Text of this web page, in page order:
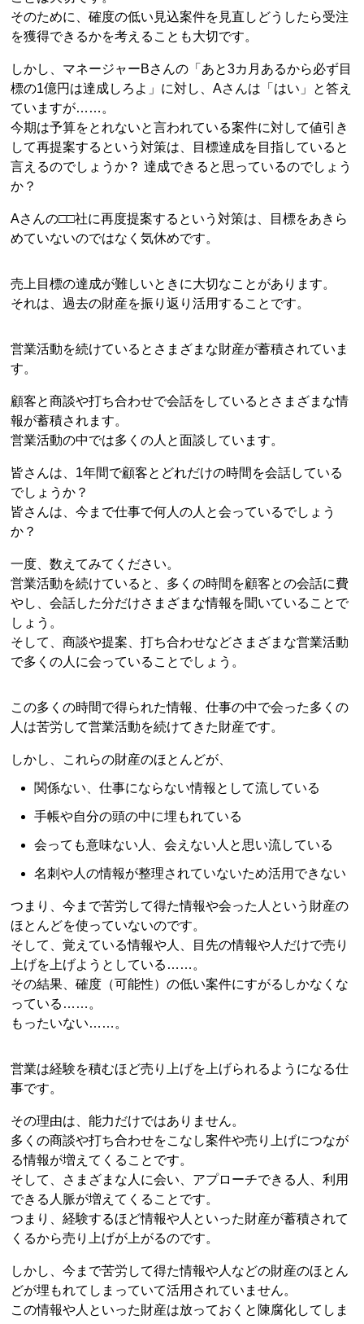
そのために、確度の低い見込案件を見直しどうしたら受注
を獲得できるかを考えることも大切です。
しかし、マネージャーBさんの「あと3カ月あるから必ず目
標の1億円は達成しろよ」に対し、Aさんは「はい」と答え
ていますが……。
今期は予算をとれないと言われている案件に対して値引き
して再提案するという対策は、目標達成を目指していると
言えるのでしょうか？ 達成できると思っているのでしょう
か？
Aさんの□□社に再度提案するという対策は、目標をあきら
めていないのではなく気休めです。
売上目標の達成が難しいときに大切なことがあります。
それは、過去の財産を振り返り活用することです。
営業活動を続けているとさまざまな財産が蓄積されていま
す。
顧客と商談や打ち合わせで会話をしているとさまざまな情
報が蓄積されます。
営業活動の中では多くの人と面談しています。
皆さんは、1年間で顧客とどれだけの時間を会話している
でしょうか？
皆さんは、今まで仕事で何人の人と会っているでしょう
か？
一度、数えてみてください。
営業活動を続けていると、多くの時間を顧客との会話に費
やし、会話した分だけさまざまな情報を聞いていることで
しょう。
そして、商談や提案、打ち合わせなどさまざまな営業活動
で多くの人に会っていることでしょう。
この多くの時間で得られた情報、仕事の中で会った多くの
人は苦労して営業活動を続けてきた財産です。
しかし、これらの財産のほとんどが、
関係ない、仕事にならない情報として流している
手帳や自分の頭の中に埋もれている
会っても意味ない人、会えない人と思い流している
名刺や人の情報が整理されていないため活用できない
つまり、今まで苦労して得た情報や会った人という財産の
ほとんどを使っていないのです。
そして、覚えている情報や人、目先の情報や人だけで売り
上げを上げようとしている……。
その結果、確度（可能性）の低い案件にすがるしかなくな
っている……。
もったいない……。
営業は経験を積むほど売り上げを上げられるようになる仕
事です。
その理由は、能力だけではありません。
多くの商談や打ち合わせをこなし案件や売り上げにつなが
る情報が増えてくることです。
そして、さまざまな人に会い、アプローチできる人、利用
できる人脈が増えてくることです。
つまり、経験するほど情報や人といった財産が蓄積されて
くるから売り上げが上がるのです。
しかし、今まで苦労して得た情報や人などの財産のほとん
どが埋もれてしまっていて活用されていません。
この情報や人といった財産は放っておくと陳腐化してしま